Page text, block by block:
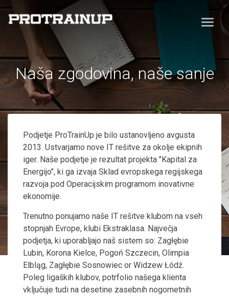
Naša zgodovina, naše sanje
Podjetje ProTrainUp je bilo ustanovljeno avgusta
2013. Ustvarjamo nove IT rešitve za okolje ekipnih
iger. Naše podjetje je rezultat projekta "Kapital za
Energijo", ki ga izvaja Sklad evropskega regijskega
razvoja pod Operacijskim programom inovativne
ekonomije.
Trenutno ponujamo naše IT rešitve klubom na vseh
stopnjah Evrope, klubi Ekstraklasa. Največja
podjetja, ki uporabljajo naš sistem so: Zagłębie
Lubin, Korona Kielce, Pogoń Szczecin, Olimpia
Elbląg, Zagłębie Sosnowiec or Widzew Łódź.
Poleg ligaških klubov, potrfolio našega klienta
vključuje tudi na desetine zasebnih nogometnih